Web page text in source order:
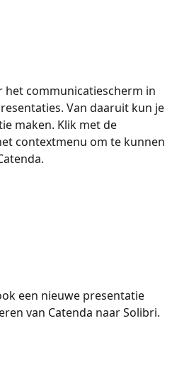
het communicatiescherm in
Van daaruit kun je
maken. Klik met de
contextmenu om te kunnen
een nieuwe presentatie
van Catenda naar Solibri.